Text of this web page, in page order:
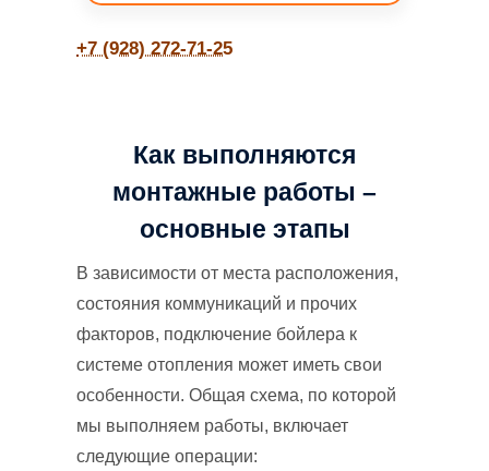
+7 (928) 272-71-25
Как выполняются
монтажные работы –
основные этапы
В зависимости от места расположения,
состояния коммуникаций и прочих
факторов, подключение бойлера к
системе отопления может иметь свои
особенности. Общая схема, по которой
мы выполняем работы, включает
следующие операции: